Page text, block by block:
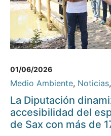
01/06/2026
Medio Ambiente, Noticias,
La Diputación
accesibilidad del
de Sax con más de